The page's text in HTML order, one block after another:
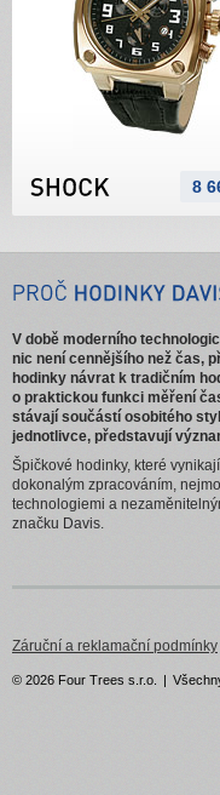
8
V době moderního
nic není cennějšího než čas,
hodinky návrat k tradičním
o praktickou funkci měření
stávají součástí osobitého
jednotlivce, představují
Špičkové hodinky, které
dokonalým zpracováním,
technologiemi a
značku Davis.
Záruční a reklamační podmínky
© 2026 Four Trees s.r.o. |